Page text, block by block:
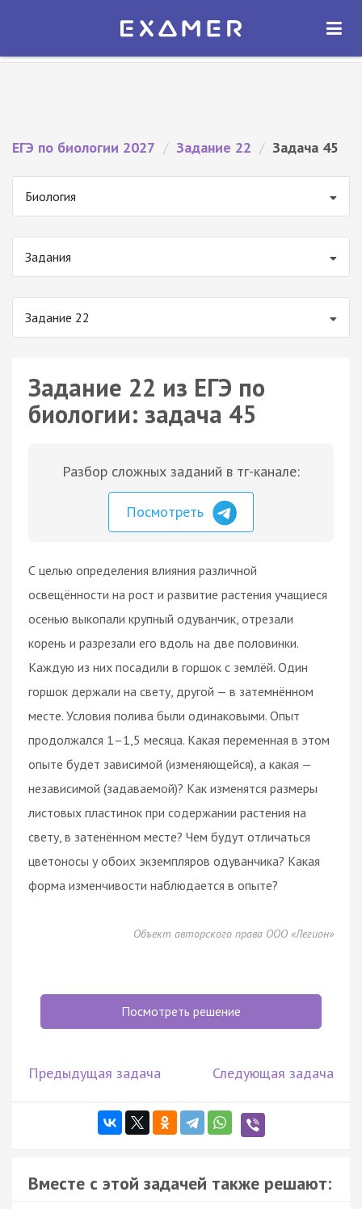
Экзамер — ЕГЭ 2027
ОТКРЫТЬ
ЕГЭ по биологии 2027 / Задание 22 / Задача 45
Биология
Задания
Задание 22
Задание 22 из ЕГЭ по
биологии: задача 45
Разбор сложных заданий в тг-канале:
Посмотреть
С целью определения влияния различной
освещённости на рост и развитие растения учащиеся
осенью выкопали крупный одуванчик, отрезали
корень и разрезали его вдоль на две половинки.
Каждую из них посадили в горшок с землёй. Один
горшок держали на свету, другой — в затемнённом
месте. Условия полива были одинаковыми. Опыт
продолжался 1–1,5 месяца. Какая переменная в этом
опыте будет зависимой (изменяющейся), а какая —
независимой (задаваемой)? Как изменятся размеры
листовых пластинок при содержании растения на
свету, в затенённом месте? Чем будут отличаться
цветоносы у обоих экземпляров одуванчика? Какая
форма изменчивости наблюдается в опыте?
Объект авторского права ООО «Легион»
Посмотреть решение
Предыдущая задача Следующая задача
Вместе с этой задачей также решают: